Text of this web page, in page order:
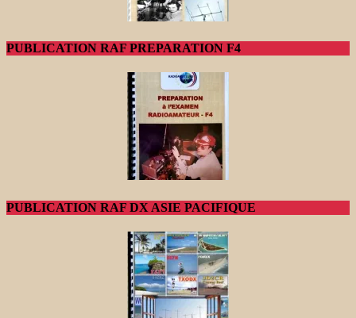
PUBLICATION RAF PREPARATION F4
PUBLICATION RAF DX ASIE PACIFIQUE